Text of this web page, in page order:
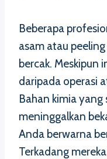
Beberapa
asam atau
bercak. Meskipun
daripada operasi
Bahan kimia
meninggalkan
Anda berwarna
Terkadang